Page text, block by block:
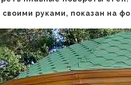
руками, показан на